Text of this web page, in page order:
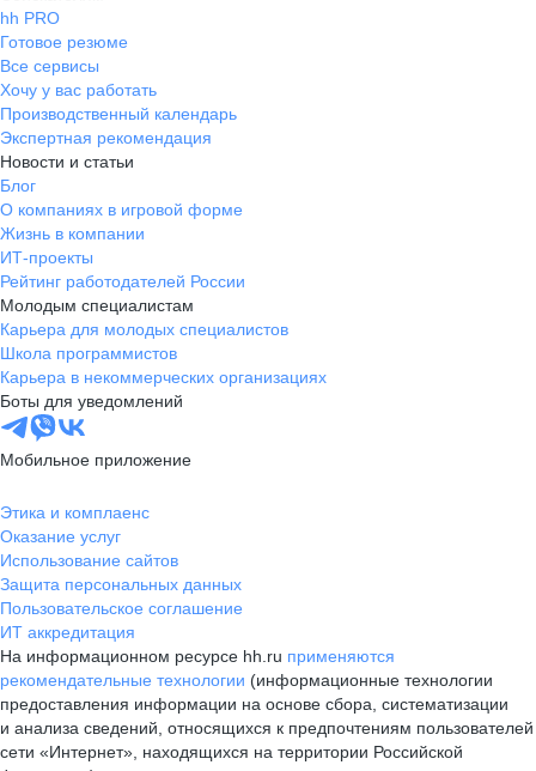
hh PRO
Готовое резюме
Все сервисы
Хочу у вас работать
Производственный календарь
Экспертная рекомендация
Новости и статьи
Блог
О компаниях в игровой форме
Жизнь в компании
ИТ-проекты
Рейтинг работодателей России
Молодым специалистам
Карьера для молодых специалистов
Школа программистов
Карьера в некоммерческих организациях
Боты для уведомлений
Мобильное приложение
Этика и комплаенс
Оказание услуг
Использование сайтов
Защита персональных данных
Пользовательское соглашение
ИТ аккредитация
На информационном ресурсе hh.ru применяются
рекомендательные технологии (информационные технологии
предоставления информации на основе сбора, систематизации
и анализа сведений, относящихся к предпочтениям пользователей
сети «Интернет», находящихся на территории Российской